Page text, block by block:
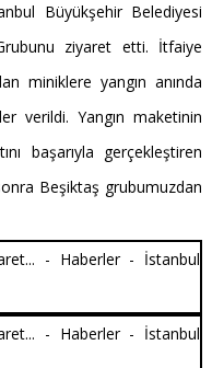
Büyükşehir Belediyesi
ziyaret etti. İtfaiye
miniklere yangın anında
verildi. Yangın maketinin
başarıyla gerçekleştiren
Beşiktaş grubumuzdan